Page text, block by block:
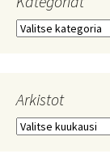
Kategoriat
Arkistot
Arkistot